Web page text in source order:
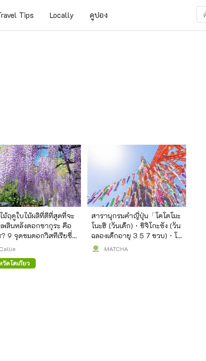
Tips Locally คูปอง
ม้ฤดูใบไม้ผลิที่ดีที่สุดที่จะ
เพลินหลังดอกซากุระ คือ
? 9 จุดชมดอกวิสทีเรียชื่อ
ตเกียว!
Callie
วัดโตเกียว
สารานุกรมคำญี่ปุ่น「โคโดโมะ
โนะฮิ (วันเด็ก)・ชิจิโกะซัง (วัน
ฉลองเด็กอายุ 3 5 7 ขวบ)・โค
อิโนโบริ (ธงปลาคาร์ฟ)」
MATCHA